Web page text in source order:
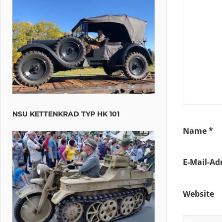
Name*
E-Mail-
Website
NSU KETTENKRAD TYP HK 101